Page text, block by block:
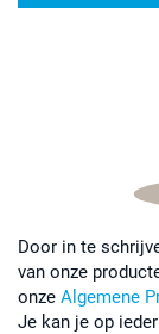
Door in te
van onze
onze Algemene
Je kan je op